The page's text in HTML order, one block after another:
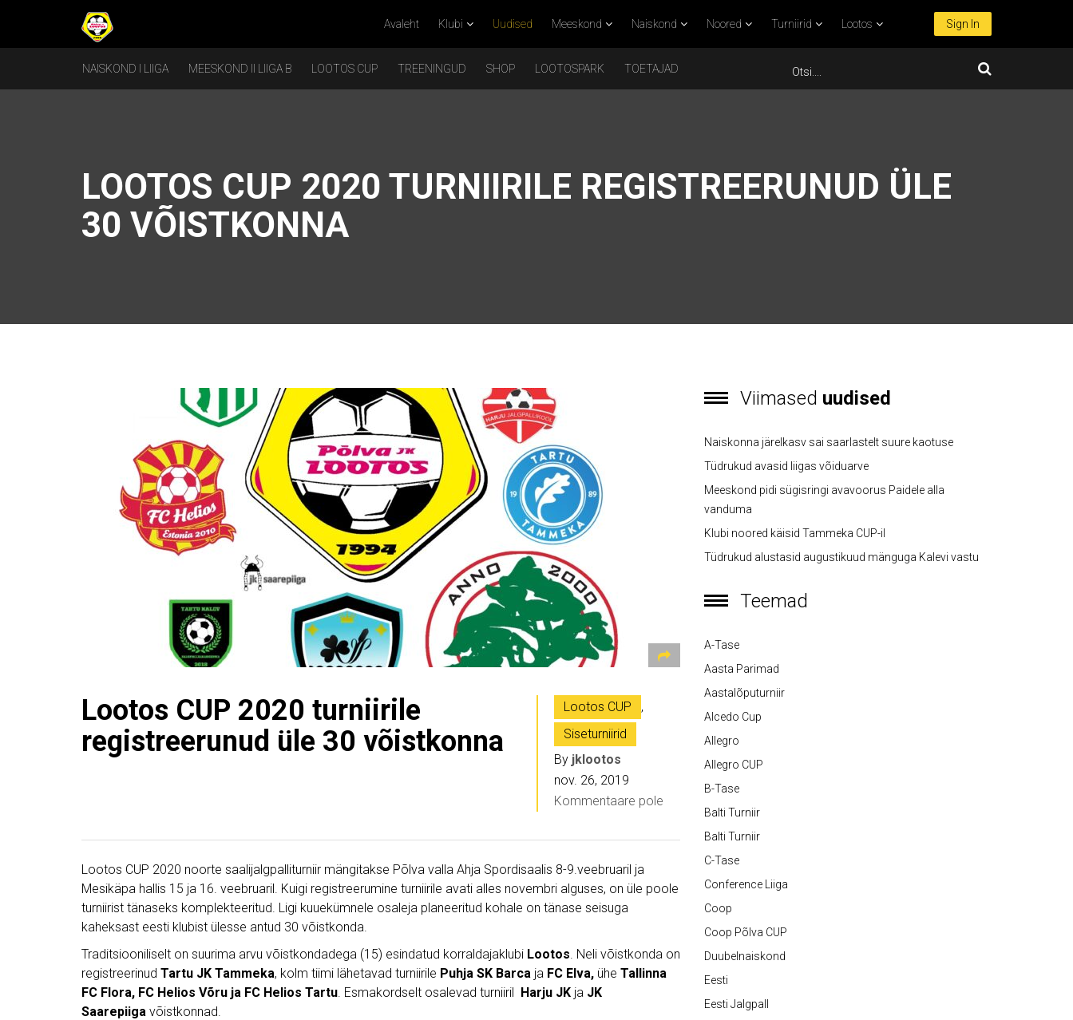
Avaleht Klubi Uudised Meeskond Naiskond Noored Turniirid Lootos Sign In
NAISKOND I LIIGA MEESKOND II LIIGA B LOOTOS CUP TREENINGUD SHOP LOOTOSPARK TOETAJAD
LOOTOS CUP 2020 TURNIIRILE REGISTREERUNUD ÜLE
30 VÕISTKONNA
Lootos CUP 2020 turniirile
registreerunud üle 30 võistkonna
Lootos CUP
,
Siseturniirid
By jklootos
nov. 26, 2019
Kommentaare pole
Lootos CUP 2020 noorte saalijalgpalliturniir mängitakse Põlva valla Ahja Spordisaalis 8-9.veebruaril ja
Mesikäpa hallis 15 ja 16. veebruaril. Kuigi registreerumine turniirile avati alles novembri alguses, on üle poole
turniirist tänaseks komplekteeritud. Ligi kuuekümnele osaleja planeeritud kohale on tänase seisuga
kaheksast eesti klubist ülesse antud 30 võistkonda.
Traditsiooniliselt on suurima arvu võistkondadega (15) esindatud korraldajaklubi Lootos. Neli võistkonda on
registreerinud Tartu JK Tammeka, kolm tiimi lähetavad turniirile Puhja SK Barca ja FC Elva, ühe Tallinna
FC Flora, FC Helios Võru ja FC Helios Tartu. Esmakordselt osalevad turniiril Harju JK ja JK
Saarepiiga võistkonnad.
Viimased uudised
Naiskonna järelkasv sai saarlastelt suure kaotuse
Tüdrukud avasid liigas võiduarve
Meeskond pidi sügisringi avavoorus Paidele alla
vanduma
Klubi noored käisid Tammeka CUP-il
Tüdrukud alustasid augustikuud mänguga Kalevi vastu
Teemad
A-Tase
Aasta Parimad
Aastalõputurniir
Alcedo Cup
Allegro
Allegro CUP
B-Tase
Balti Turniir
Balti Turniir
C-Tase
Conference Liiga
Coop
Coop Põlva CUP
Duubelnaiskond
Eesti
Eesti Jalgpall